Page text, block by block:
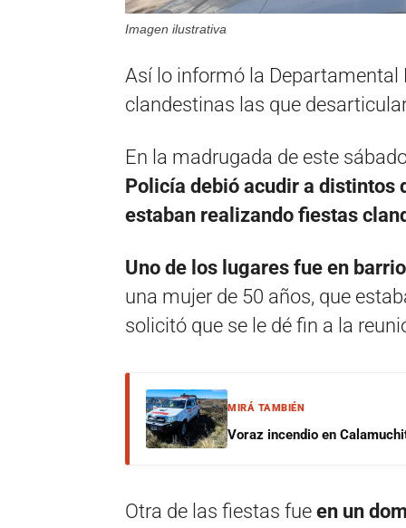
Imagen ilustrativa
Así lo informó la
clandestinas las que
En la madrugada de este
Policía debió acudir a distintos
estaban realizando fiestas
Uno de los lugares fue en
una mujer de 50 años, que
solicitó que se le dé fin a la
MIRÁ TAMBIÉN
Voraz incendio en
Otra de las fiestas fue en un